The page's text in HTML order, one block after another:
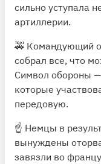
сильно уступала
артиллерии.
🚕 Командующий
собрал все, что
Символ обороны
которые
передовую.
☝️ Немцы в
вынуждены
завязли во